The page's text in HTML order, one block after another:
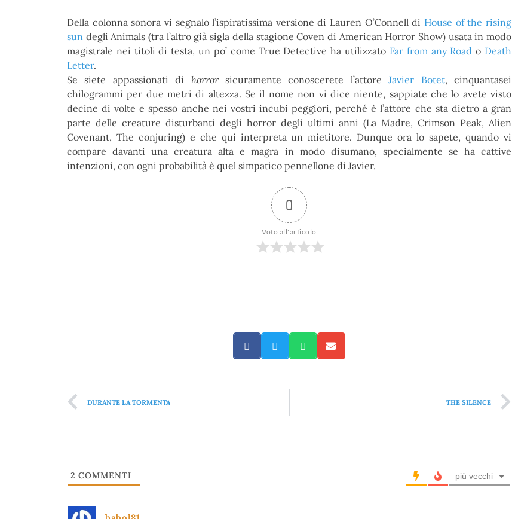
Della colonna sonora vi segnalo l’ispiratissima versione di Lauren O’Connell di House of the rising
sun degli Animals (tra l’altro già sigla della stagione Coven di American Horror Show) usata in modo
magistrale nei titoli di testa, un po’ come True Detective ha utilizzato Far from any Road o Death
Letter.
Se siete appassionati di horrorsicuramente conoscerete l’attoreJavier Botet, cinquantasei
chilogrammi per due metri di altezza. Se il nome non vi dice niente, sappiate che lo avete visto
decine di volte e spesso anche nei vostri incubi peggiori, perché è l’attore che sta dietro a gran
parte delle creature disturbanti degli horror degli ultimi anni (La Madre, Crimson Peak, Alien
Covenant, The conjuring) e che qui interpreta un mietitore. Dunque ora lo sapete, quando vi
compare davanti una creatura alta e magra in modo disumano, specialmente se ha cattive
intenzioni, con ogni probabilità è quel simpatico pennellone di Javier.
0
Voto all'articolo
DURANTE LA TORMENTA THE SILENCE
2 COMMENTI più vecchi